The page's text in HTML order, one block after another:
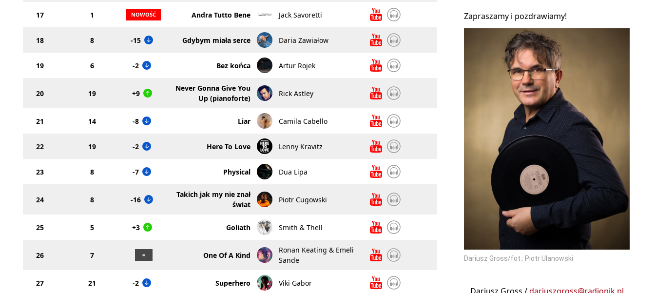
17 1 Andra Tutto Bene Jack Savoretti
18 8 -15 Gdybym miała serce Daria Zawiałow
19 6 -2 Bez końca Artur Rojek
20 19 +9
Never Gonna Give You
Up (pianoforte)
Rick Astley
21 14 -8 Liar Camila Cabello
22 19 -2 Here To Love Lenny Kravitz
23 8 -7 Physical Dua Lipa
24 8 -16
Takich jak my nie znał
świat
Piotr Cugowski
25 5 +3 Goliath Smith & Thell
26 7 One Of A Kind
Ronan Keating & Emeli
Sande
27 21 -2 Superhero Viki Gabor
Zapraszamy i pozdrawiamy!
Dariusz Gross/fot.: Piotr Ulanowski